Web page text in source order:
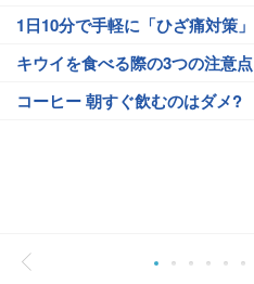
1日10分で手軽に「ひざ痛対策」
キウイを食べる際の3つの注意点
コーヒー 朝すぐ飲むのはダメ?